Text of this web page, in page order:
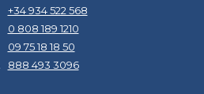
+34 934 522 568
0 808 189 1210
09 75 18 18 50
888 493 3096